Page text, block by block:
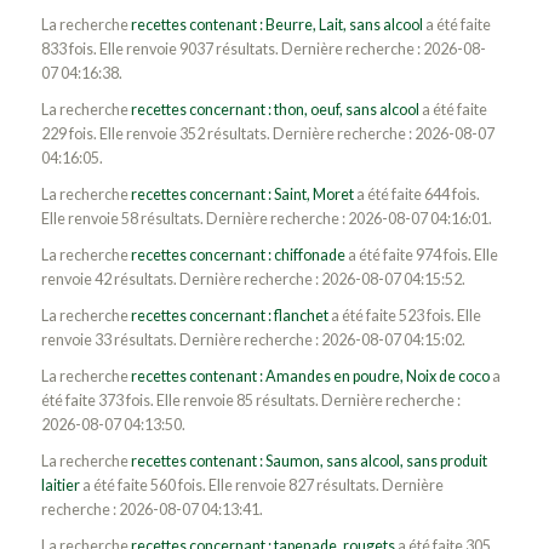
La rechercherecettes contenant : Beurre, Lait, sans alcool a été faite
833 fois. Elle renvoie 9037 résultats. Dernière recherche : 2026-08-
07 04:16:38.
La rechercherecettes concernant : thon, oeuf, sans alcool a été faite
229 fois. Elle renvoie 352 résultats. Dernière recherche : 2026-08-07
04:16:05.
La rechercherecettes concernant : Saint, Moreta été faite 644 fois.
Elle renvoie 58 résultats. Dernière recherche : 2026-08-07 04:16:01.
La rechercherecettes concernant : chiffonadea été faite 974 fois. Elle
renvoie 42 résultats. Dernière recherche : 2026-08-07 04:15:52.
La rechercherecettes concernant : flancheta été faite 523 fois. Elle
renvoie 33 résultats. Dernière recherche : 2026-08-07 04:15:02.
La rechercherecettes contenant : Amandes en poudre, Noix de cocoa
été faite 373 fois. Elle renvoie 85 résultats. Dernière recherche :
2026-08-07 04:13:50.
La rechercherecettes contenant : Saumon, sans alcool, sans produit
laitiera été faite 560 fois. Elle renvoie 827 résultats. Dernière
recherche : 2026-08-07 04:13:41.